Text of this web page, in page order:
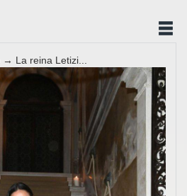
→ La reina Letizi...